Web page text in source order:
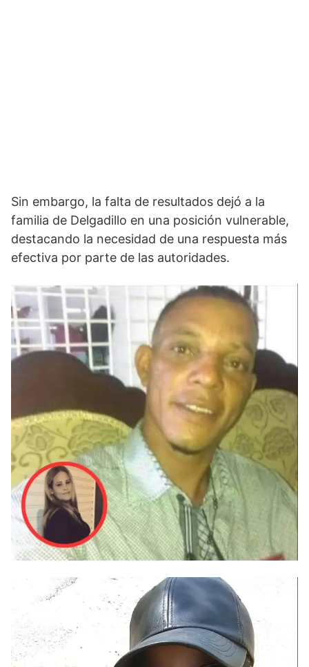
Sin embargo, la falta de resultados dejó a la
familia de Delgadillo en una posición vulnerable,
destacando la necesidad de una respuesta más
efectiva por parte de las autoridades.